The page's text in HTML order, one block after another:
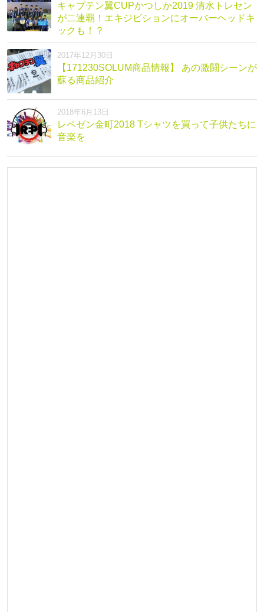
キャプテン翼CUPかつしか2019 清水トレセン
が二連覇！エキジビションにオーバーヘッドキ
ックも！？
2017年12月30日
【171230SOLUM商品情報】 あの激闘シーンが
蘇る商品紹介
2018年6月13日
レペゼン金町2018 Tシャツを買って子供たちに
音楽を